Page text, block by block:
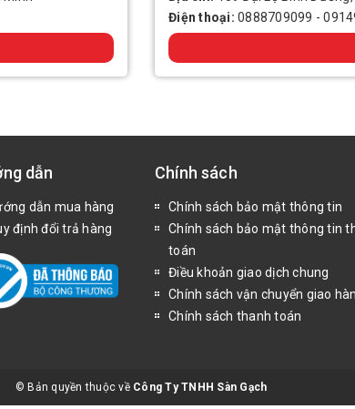
Điện thoại: 0888709099 -
dẫn
dẫn mua hàng
định đổi trả hàng
Chính sách
Chính sách bảo mật thông tin
Chính sách bảo mật thông tin
toán
Điều khoản giao dịch chung
Chính sách vận chuyển giao
Chính sách thanh toán
© Bản quyền thuộc về Công Ty TNHH Sàn Gạch